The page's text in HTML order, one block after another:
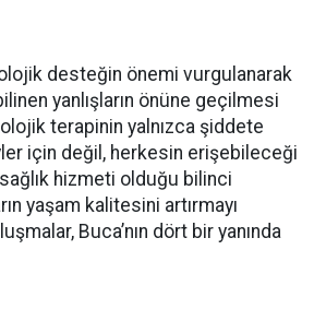
desteğin önemi vurgulanarak
yanlışların önüne geçilmesi
terapinin yalnızca şiddete
için değil, herkesin erişebileceği
hizmeti olduğu bilinci
yaşam kalitesini artırmayı
Buca’nın dört bir yanında